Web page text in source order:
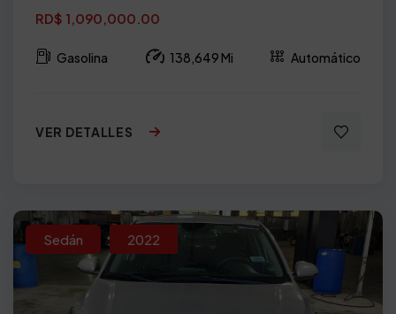
RD$ 1,090,000.00
Gasolina 138,649 Mi Automático
VER DETALLES
Sedán 2022